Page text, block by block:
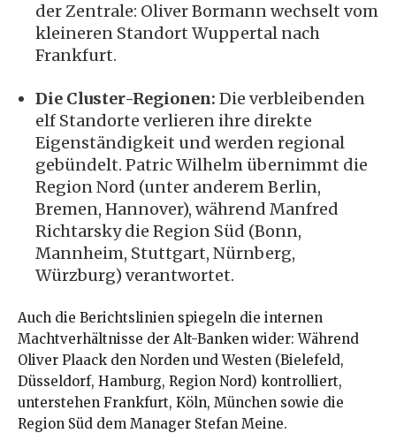
der Zentrale: Oliver Bormann wechselt vom
kleineren Standort Wuppertal nach
Frankfurt.
Die Cluster-Regionen: Die verbleibenden
elf Standorte verlieren ihre direkte
Eigenständigkeit und werden regional
gebündelt. Patric Wilhelm übernimmt die
Region Nord (unter anderem Berlin,
Bremen, Hannover), während Manfred
Richtarsky die Region Süd (Bonn,
Mannheim, Stuttgart, Nürnberg,
Würzburg) verantwortet.
Auch die Berichtslinien spiegeln die internen
Machtverhältnisse der Alt-Banken wider: Während
Oliver Plaack den Norden und Westen (Bielefeld,
Düsseldorf, Hamburg, Region Nord) kontrolliert,
unterstehen Frankfurt, Köln, München sowie die
Region Süd dem Manager Stefan Meine.